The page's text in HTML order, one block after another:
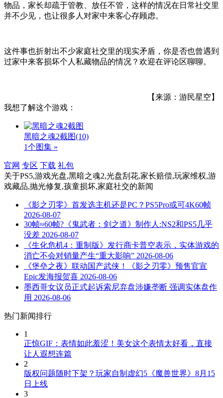
物品，家长却疏于管教、放任不管，这样的情况在日常社交里
并不少见，也让很多人对家中来客心存顾虑。
这件事也折射出不少家庭社交里的现实矛盾，你是否也曾遇到
过家中来客损坏个人私藏物品的情况？欢迎在评论区聊聊。
【来源：游民星空】
我想了解这个游戏：
黑暗之魂2截图(10)
1个图集 »
官网 专区 下载 礼包
关于PS5,游戏光盘,黑暗之魂2,光盘刮花,家长赔偿,玩家维权,游
戏藏品,抛光修复,孩童损坏,家庭社交的新闻
《影之刃零》首发选主机还是PC？PS5Pro或可4K60帧
2026-08-07
30帧≈60帧?《鬼武者：剑之道》制作人:NS2和PS5几乎
没差 2026-08-07
《生化危机4：重制版》发行商卡普空表示，实体游戏的
消亡不会对销量产生“重大影响” 2026-08-06
《堡垒之夜》联动国产武侠！《影之刃零》预售官宣
Epic发海报贺喜 2026-08-06
墨西哥女议员正式起诉索尼弃盘涉嫌垄断 强调实体盘作
用 2026-08-06
热门新闻排行
1
正惊GIF：表情如此羞涩！美女这个表情太好看，直接
让人遐想连篇
2
版权问题随时下架？玩家自制虚幻5《魔兽世界》8月15
日上线
3